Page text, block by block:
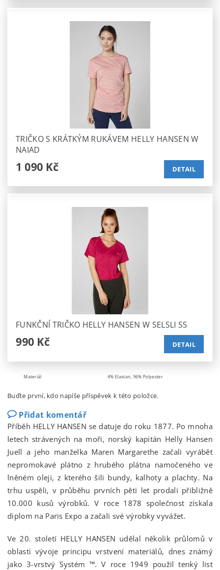
TRIČKO S KRÁTKÝM RUKÁVEM HELLY HANSEN W
NAIAD
1 090 Kč DETAIL
FUNKČNÍ TRIČKO HELLY HANSEN W SELSLI SS
990 Kč DETAIL
Materiál 4% Elastan, 96% Polyester
Buďte první, kdo napíše příspěvek k této položce.
Přidat komentář
Příběh HELLY HANSEN se datuje do roku 1877. Po mnoha
letech strávených na moři, norský kapitán Helly Hansen
Juell a jeho manželka Maren Margarethe začali vyrábět
nepromokavé plátno z hrubého plátna namočeného ve
lněném oleji, z kterého šili bundy, kalhoty a plachty. Na
trhu uspěli, v průběhu prvních pěti let prodali přibližně
10.000 kusů výrobků. V roce 1878 společnost získala
diplom na Paris Expo a začali své výrobky vyvážet.
Ve 20. století HELLY HANSEN udělal několik průlomů v
oblasti vývoje principu vrstvení materiálů, dnes známý
jako 3-vrstvý Systém ™. V roce 1949 použil tenký list